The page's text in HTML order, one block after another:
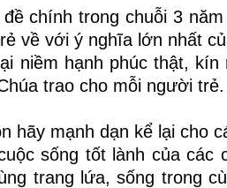
chính trong chuỗi 3
về với ý nghĩa lớn nhất
niềm hạnh phúc thật,
trao cho mỗi người trẻ.
mạnh dạn kể lại cho
sống tốt lành của các
trang lứa, sống trong